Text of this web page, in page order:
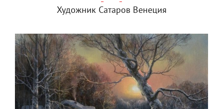
Художник Сатаров Венеция